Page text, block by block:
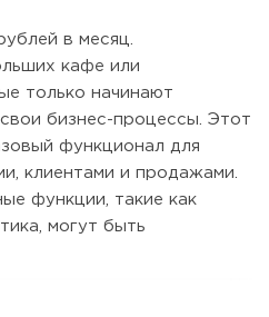
в месяц.
кафе или
только начинают
бизнес-процессы. Этот
функционал для
клиентами и продажами.
функции, такие как
могут быть